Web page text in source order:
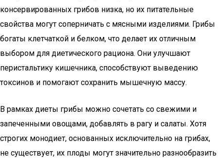
консервированных грибов низка, но их питательные
свойства могут соперничать с мясными изделиями. Грибы
богаты клетчаткой и белком, что делает их отличным
выбором для диетического рациона. Они улучшают
перистальтику кишечника, способствуют выведению
токсинов и помогают сохранить мышечную массу.
В рамках диеты грибы можно сочетать со свежими и
запеченными овощами, добавлять в рагу и салаты. Хотя
строгих монодиет, основанных исключительно на грибах,
не существует, их плоды могут значительно разнообразить